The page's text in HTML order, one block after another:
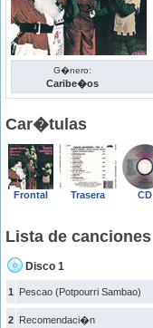
G�nero:
Caribe�os
Car�tulas
Frontal Trasera CD
Lista de canciones
Disco 1
1 Pescao (Potpourri Sambao)
2 Recomendaci�n